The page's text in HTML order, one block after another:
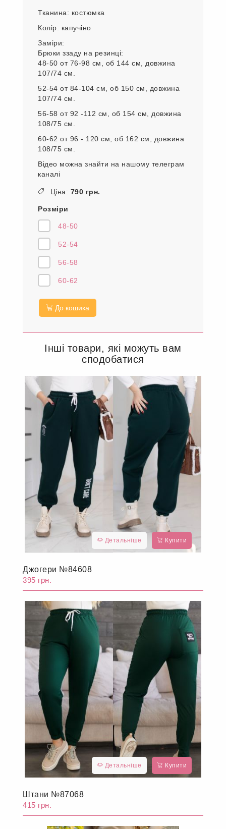
Тканина: костюмка
Колір: капучіно
Заміри:
Брюки ззаду на резинці:
48-50 от 76-98 см, об 144 см, довжина
107/74 см.
52-54 от 84-104 см, об 150 см, довжина
107/74 см.
56-58 от 92 -112 см, об 154 см, довжина
108/75 см.
60-62 от 96 - 120 см, об 162 см, довжина
108/75 см.
Відео можна знайти на нашому телеграм
каналі
Ціна: 790 грн.
Розміри
48-50
52-54
56-58
60-62
До кошика
Інші товари, які можуть вам
сподобатися
Детальніше Купити
Джогери №84608
395 грн.
Детальніше Купити
Штани №87068
415 грн.